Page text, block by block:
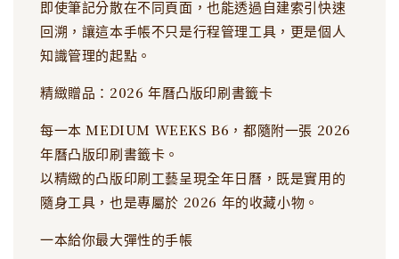
即使筆記分散在不同頁面，也能透過自建索引快速
回溯，讓這本手帳不只是行程管理工具，更是個人
知識管理的起點。
精緻贈品：2026 年曆凸版印刷書籤卡
每一本 MEDIUM WEEKS B6，都隨附一張 2026
年曆凸版印刷書籤卡。
以精緻的凸版印刷工藝呈現全年日曆，既是實用的
隨身工具，也是專屬於 2026 年的收藏小物。
一本給你最大彈性的手帳